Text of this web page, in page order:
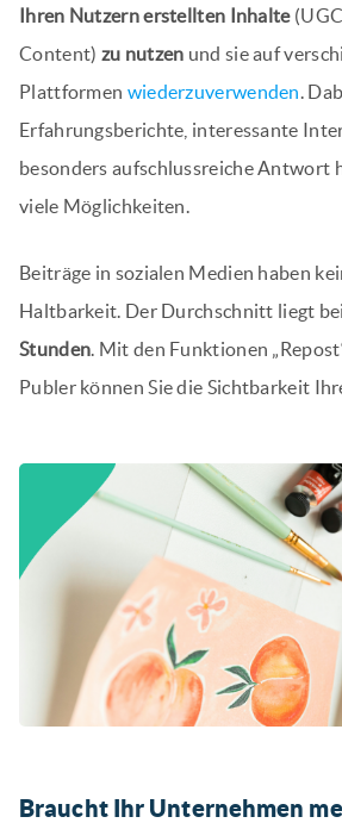
Ihren Nutzern erstellten Inhalte
Content) zu nutzen und sie auf
Plattformen wiederzuverwenden.
Erfahrungsberichte, interessante
besonders aufschlussreiche Antwort
viele Möglichkeiten.
Beiträge in sozialen Medien haben
Haltbarkeit. Der Durchschnitt liegt bei
Stunden. Mit den Funktionen
Publer können Sie die Sichtbarkeit
Braucht Ihr Unternehmen